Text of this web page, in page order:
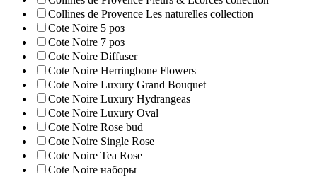
Collines de Provence Les naturelles collection
Cote Noire 5 роз
Cote Noire 7 роз
Cote Noire Diffuser
Cote Noire Herringbone Flowers
Cote Noire Luxury Grand Bouquet
Cote Noire Luxury Hydrangeas
Cote Noire Luxury Oval
Cote Noire Rose bud
Cote Noire Single Rose
Cote Noire Tea Rose
Cote Noire наборы